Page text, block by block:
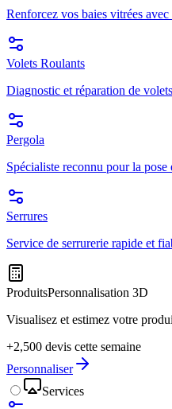
Renforcez vos baies vitrées
Volets Roulants
Diagnostic et réparation de
Pergola
Spécialiste reconnu pour la
Serrures
Service de serrurerie rapide et
ProduitsPersonnalisation 3D
Visualisez et estimez votre
+2,500 devis cette semaine
Personnaliser
Services